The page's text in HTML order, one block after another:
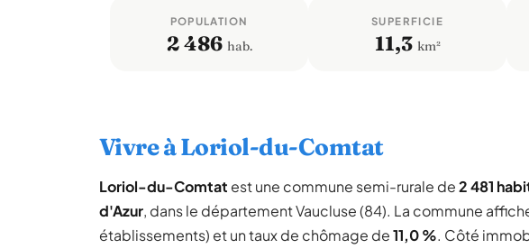
POPULATION
2 486 hab.
SUPERFICIE
11,3 km²
Vivre à Loriol-du-Comtat
Loriol-du-Comtat est une commune semi-rurale de2 481
d'Azur, dans le département Vaucluse (84). La commune
établissements) et un taux de chômage de11,0 %. Côté